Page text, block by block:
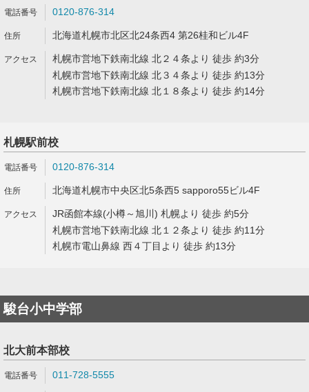
0120-876-314
北海道札幌市北区北24条西4 第26桂和ビル4F
札幌市営地下鉄南北線 北２４条より 徒歩 約3分
札幌市営地下鉄南北線 北３４条より 徒歩 約13分
札幌市営地下鉄南北線 北１８条より 徒歩 約14分
札幌駅前校
0120-876-314
北海道札幌市中央区北5条西5 sapporo55ビル4F
JR函館本線(小樽～旭川) 札幌より 徒歩 約5分
札幌市営地下鉄南北線 北１２条より 徒歩 約11分
札幌市電山鼻線 西４丁目より 徒歩 約13分
駿台小中学部
北大前本部校
011-728-5555